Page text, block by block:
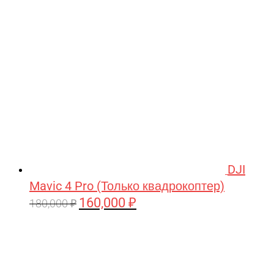
DJI
Mavic 4 Pro (Только квадрокоптер)
180,000₽ Первоначальная
160,000 ₽